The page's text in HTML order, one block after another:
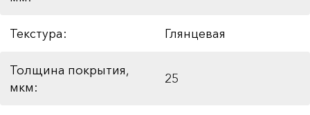
Текстура: Глянцевая
Толщина покрытия,
мкм:
25